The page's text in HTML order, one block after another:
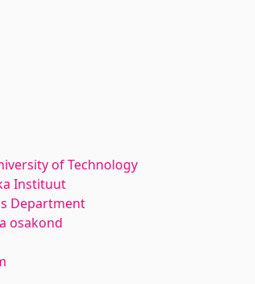
of Technology
Instituut
Department
osakond